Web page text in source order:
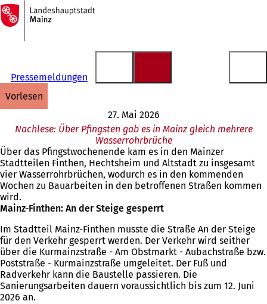
Inhalt anspringen
Zur
Startseite
Pressemeldungen
vorlesen
27. Mai 2026
Nachlese: Über Pfingsten gab es in Mainz gleich mehrere
Wasserrohrbrüche
Über das Pfingstwochenende kam es in den Mainzer
Stadtteilen Finthen, Hechtsheim und Altstadt zu insgesamt
vier Wasserrohrbrüchen, wodurch es in den kommenden
Wochen zu Bauarbeiten in den betroffenen Straßen kommen
wird.
Mainz-Finthen: An der Steige gesperrt
Im Stadtteil Mainz-Finthen musste die Straße An der Steige
für den Verkehr gesperrt werden. Der Verkehr wird seither
über die Kurmainzstraße - Am Obstmarkt - Aubachstraße bzw.
Poststraße - Kurmainzstraße umgeleitet. Der Fuß und
Radverkehr kann die Baustelle passieren. Die
Sanierungsarbeiten dauern voraussichtlich bis zum 12. Juni
2026 an.